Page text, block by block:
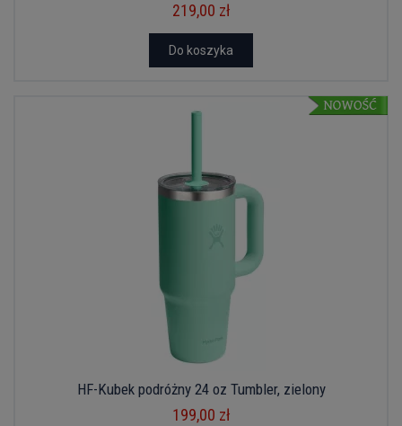
219,00 zł
Do koszyka
HF-Kubek podróżny 24 oz Tumbler, zielony
199,00 zł